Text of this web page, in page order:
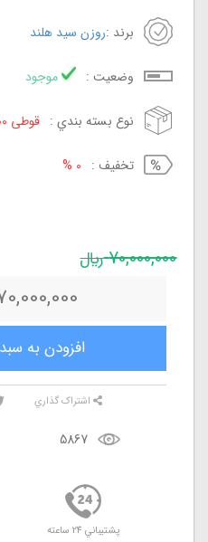
برند :روزن سید هلند
وضعيت : موجود
نوع بسته بندي : قوطی 500 گرمی
تخفيف : 0 %
70,000,000 ريال
افزودن به
5867
اشتراک گذاري
پشتيباني 24 ساعته